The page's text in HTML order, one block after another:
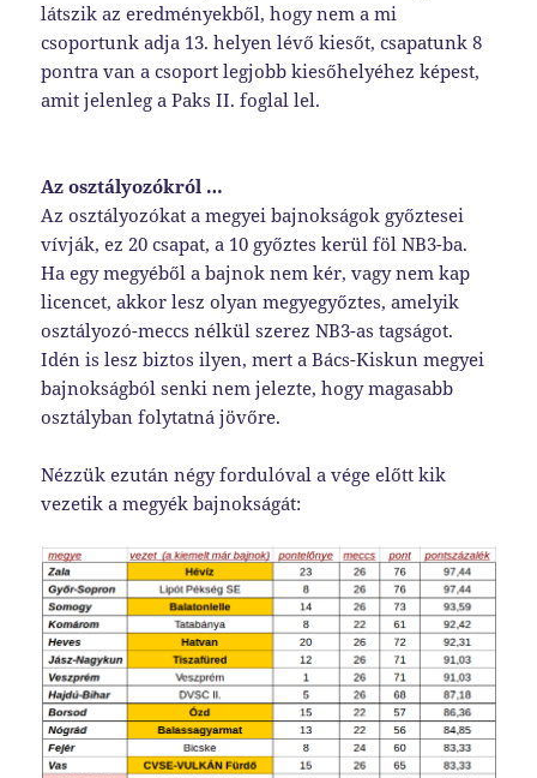
látszik az eredményekből, hogy nem a mi
csoportunk adja 13. helyen lévő kiesőt, csapatunk 8
pontra van a csoport legjobb kiesőhelyéhez képest,
amit jelenleg a Paks II. foglal lel.
Az osztályozókról …
Az osztályozókat a megyei bajnokságok győztesei
vívják, ez 20 csapat, a 10 győztes kerül föl NB3-ba.
Ha egy megyéből a bajnok nem kér, vagy nem kap
licencet, akkor lesz olyan megyegyőztes, amelyik
osztályozó-meccs nélkül szerez NB3-as tagságot.
Idén is lesz biztos ilyen, mert a Bács-Kiskun megyei
bajnokságból senki nem jelezte, hogy magasabb
osztályban folytatná jövőre.
Nézzük ezután négy fordulóval a vége előtt kik
vezetik a megyék bajnokságát: